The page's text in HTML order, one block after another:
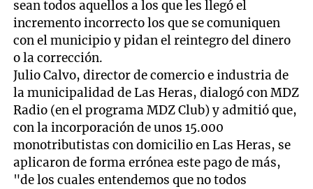
sean todos aquellos a los que les llegó el
incremento incorrecto los que se comuniquen
con el municipio y pidan el reintegro del dinero
o la corrección.
Julio Calvo, director de comercio e industria de
la municipalidad de Las Heras, dialogó con MDZ
Radio (en el programa MDZ Club) y admitió que,
con la incorporación de unos 15.000
monotributistas con domicilio en Las Heras, se
aplicaron de forma errónea este pago de más,
"de los cuales entendemos que no todos